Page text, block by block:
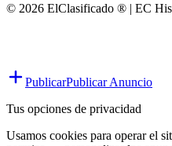
© 2026 ElClasificado ® | EC
PublicarPublicar Anuncio
Tus opciones de privacidad
Usamos cookies para operar el